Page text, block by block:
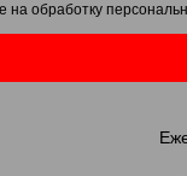
на обработку